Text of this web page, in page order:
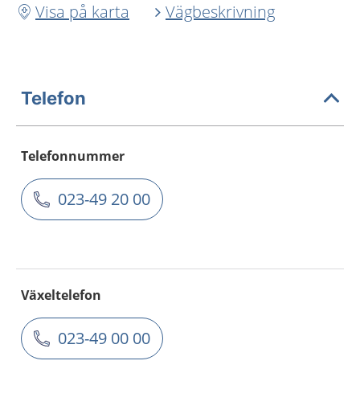
Visa på karta
Vägbeskrivning
Telefon
Telefonnummer
023-49 20 00
Växeltelefon
023-49 00 00